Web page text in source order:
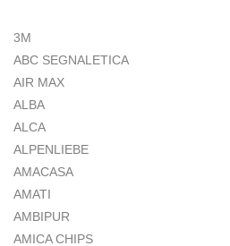
3M
ABC SEGNALETICA
AIR MAX
ALBA
ALCA
ALPENLIEBE
AMACASA
AMATI
AMBIPUR
AMICA CHIPS